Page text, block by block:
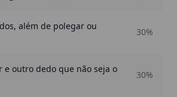
além de polegar ou
30%
e outro dedo que não seja o
30%